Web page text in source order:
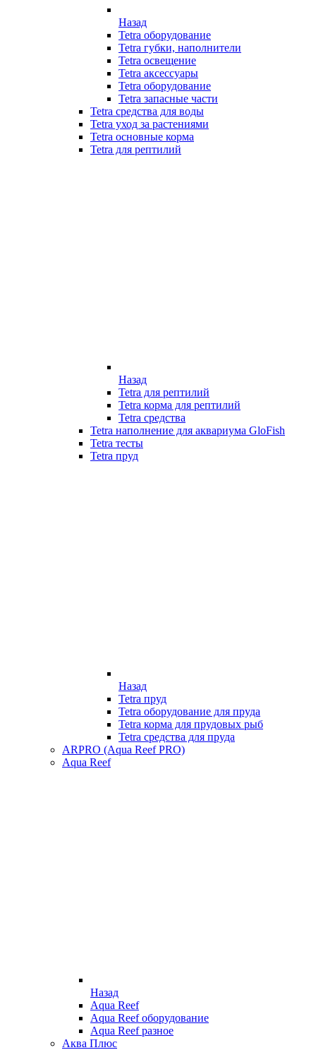
Назад
Tetra оборудование
Tetra губки, наполнители
Tetra освещение
Tetra аксессуары
Tetra оборудование
Tetra запасные части
Tetra средства для воды
Tetra уход за растениями
Tetra основные корма
Tetra для рептилий
Назад
Tetra для рептилий
Tetra корма для рептилий
Tetra средства
Tetra наполнение для аквариума GloFish
Tetra тесты
Tetra пруд
Назад
Tetra пруд
Tetra оборудование для пруда
Tetra корма для прудовых рыб
Tetra средства для пруда
ARPRO (Aqua Reef PRO)
Aqua Reef
Назад
Aqua Reef
Aqua Reef оборудование
Aqua Reef разное
Аква Плюс